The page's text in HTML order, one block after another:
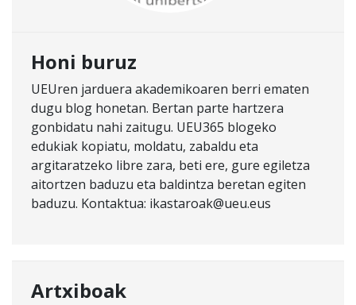
Honi buruz
UEUren jarduera akademikoaren berri ematen
dugu blog honetan. Bertan parte hartzera
gonbidatu nahi zaitugu. UEU365 blogeko
edukiak kopiatu, moldatu, zabaldu eta
argitaratzeko libre zara, beti ere, gure egiletza
aitortzen baduzu eta baldintza beretan egiten
baduzu. Kontaktua: ikastaroak@ueu.eus
Artxiboak